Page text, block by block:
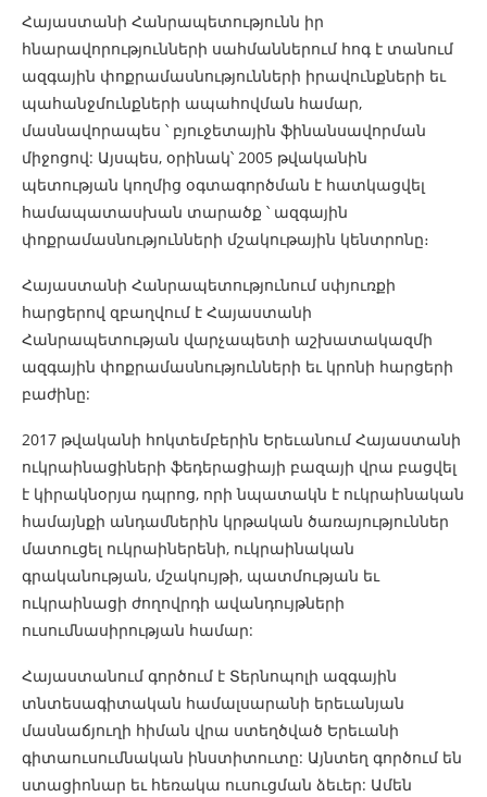
Հայաստանի Հանրապետությունն իր
հնարավորությունների սահմաններում հոգ է տանում
ազգային փոքրամասնությունների իրավունքների եւ
պահանջմունքների ապահովման համար,
մասնավորապես ՝ բյուջետային ֆինանսավորման
միջոցով: Այսպես, օրինակ՝ 2005 թվականին
պետության կողմից օգտագործման է հատկացվել
համապատասխան տարածք ՝ ազգային
փոքրամասնությունների մշակութային կենտրոնը։
Հայաստանի Հանրապետությունում սփյուռքի
հարցերով զբաղվում է Հայաստանի
Հանրապետության վարչապետի աշխատակազմի
ազգային փոքրամասնությունների եւ կրոնի հարցերի
բաժինը:
2017 թվականի հոկտեմբերին Երեւանում Հայաստանի
ուկրաինացիների ֆեդերացիայի բազայի վրա բացվել
է կիրակնօրյա դպրոց, որի նպատակն է ուկրաինական
համայնքի անդամներին կրթական ծառայություններ
մատուցել ուկրաիներենի, ուկրաինական
գրականության, մշակույթի, պատմության եւ
ուկրաինացի ժողովրդի ավանդույթների
ուսումնասիրության համար:
Հայաստանում գործում է Տերնոպոլի ազգային
տնտեսագիտական համալսարանի երեւանյան
մասնաճյուղի հիման վրա ստեղծված Երեւանի
գիտաուսումնական ինստիտուտը: Այնտեղ գործում են
ստացիոնար եւ հեռակա ուսուցման ձեւեր: Ամեն